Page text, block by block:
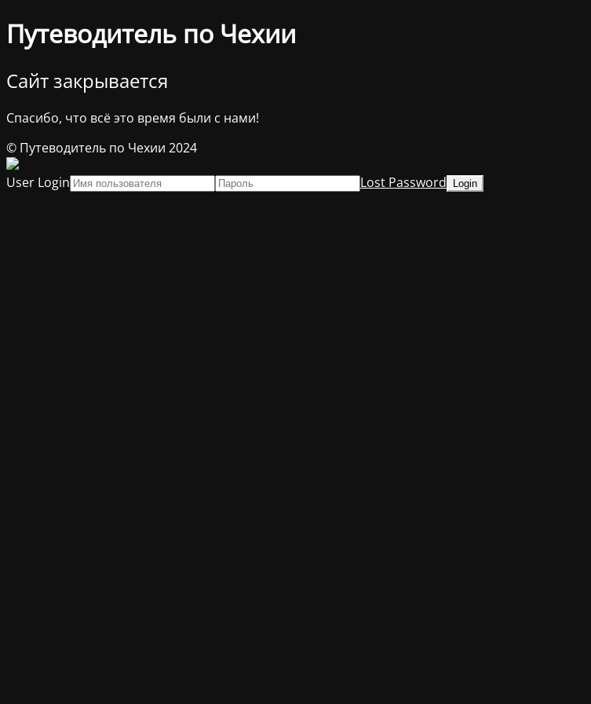
Путеводитель по Чехии
Сайт закрывается
Спасибо, что всё это время были с нами!
© Путеводитель по Чехии 2024
User Login
Lost Password